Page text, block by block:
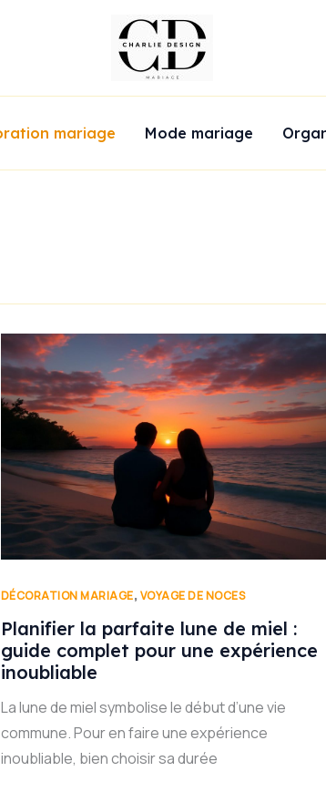
mariage Mode mariage
DÉCORATION MARIAGE, VOYAGE DE NOCES
Planifier la parfaite lune de miel :
guide complet pour une expérience
inoubliable
La lune de miel symbolise le début d’une vie
commune. Pour en faire une expérience
inoubliable, bien choisir sa durée